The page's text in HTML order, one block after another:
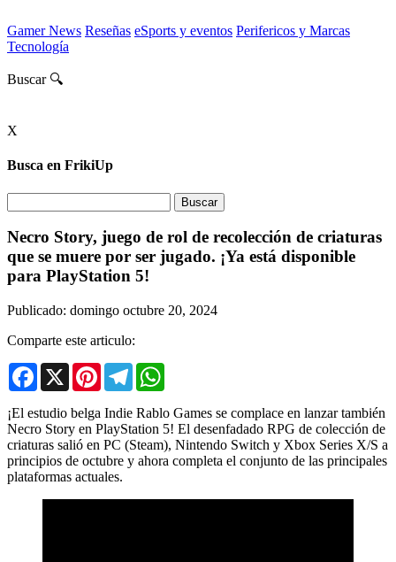
Gamer News Reseñas eSports y eventos Perifericos y Marcas
Tecnología
Buscar 🔍
X
Busca en FrikiUp
Necro Story, juego de rol de recolección de criaturas
que se muere por ser jugado. ¡Ya está disponible
para PlayStation 5!
Publicado: domingo octubre 20, 2024
Comparte este articulo:
Facebook
X PinterestTelegram
¡El estudio belga Indie Rablo Games se complace en lanzar también
Necro Story en PlayStation 5! El desenfadado RPG de colección de
criaturas salió en PC (Steam), Nintendo Switch y Xbox Series X/S a
principios de octubre y ahora completa el conjunto de las principales
plataformas actuales.